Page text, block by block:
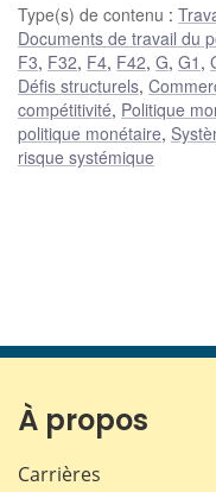
Type(s) de contenu :
Documents de travail du
F3, F32, F4, F42, G, G1 ,
Défis structurels,
compétitivité, Politique
politique monétaire,
risque systémique
À propos
Carrières